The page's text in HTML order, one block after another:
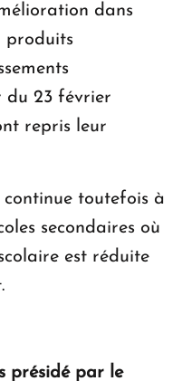
dans
produits
du 23 février
repris leur
toutefois à
secondaires où
est réduite
présidé par le